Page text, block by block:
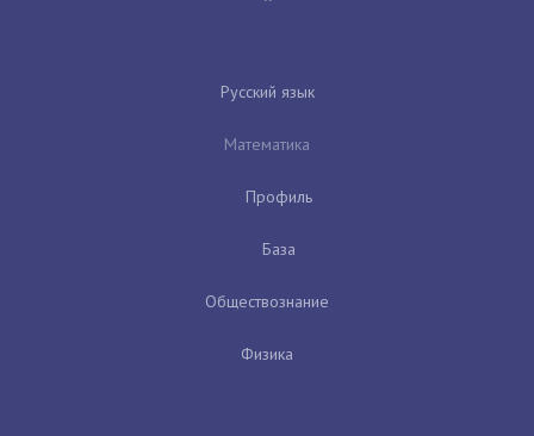
Русский язык
Математика
Профиль
База
Обществознание
Физика